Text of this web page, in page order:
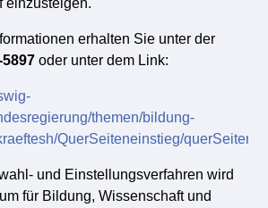
erhalten Sie unter der
oder unter dem Link:
themen/bildung-
QuerSeiteneinstieg/
und Einstellungsverfahren wird
für Bildung, Wissenschaft und